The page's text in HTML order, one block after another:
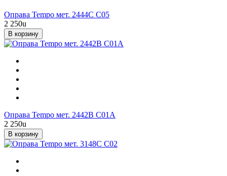
Оправа Tempo мет. 2444C C05
2 250u
В корзину
Оправа Tempo мет. 2442B C01A
2 250u
В корзину